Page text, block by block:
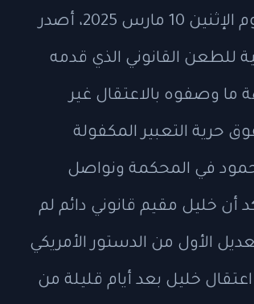
في يوم الإثنين 10 مارس 2025، أصدر
للطعن القانوني الذي قدمه
ما وصفوه بالاعتقال غير
حرية التعبير المكفولة
في المحكمة ونواصل
خليل مقيم قانوني دائم لم
الأول من الدستور الأمريكي
اعتقال خليل بعد أيام قليلة من